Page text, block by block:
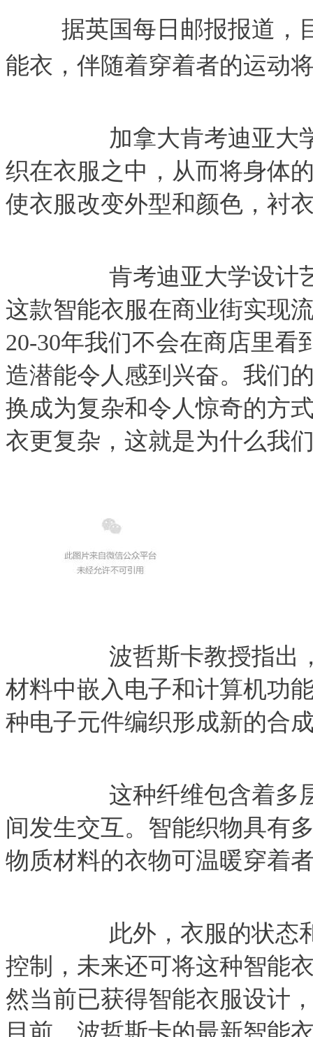
据英国每日邮报报道，
能衣，伴随着穿着者的运动
加拿大肯考迪亚大学
织在衣服之中，从而将身体
使衣服改变外型和颜色，衬
肯考迪亚大学设计
这款智能衣服在商业街实现
20-30年我们不会在商店里看
造潜能令人感到兴奋。我们
换成为复杂和令人惊奇的方
衣更复杂，这就是为什么我
波哲斯卡教授指出，
材料中嵌入电子和计算机功
种电子元件编织形成新的合
这种纤维包含着多层
间发生交互。智能织物具有
物质材料的衣物可温暖穿着
此外，衣服的状态和
控制，未来还可将这种智能
然当前已获得智能衣服设计